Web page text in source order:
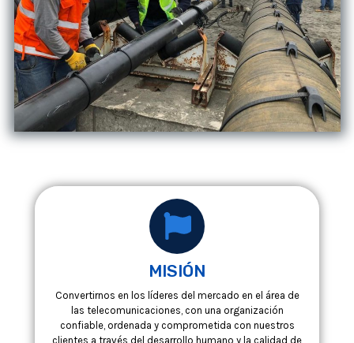
MISIÓN
Convertirnos en los líderes del mercado en el área de
las telecomunicaciones, con una organización
confiable, ordenada y comprometida con nuestros
clientes a través del desarrollo humano y la calidad de